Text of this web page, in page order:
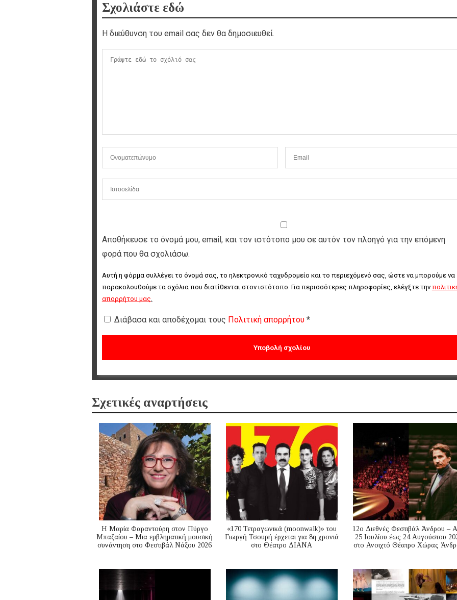
Σχολιάστε εδώ
Η διεύθυνση του email σας δεν θα δημοσιευθεί.
Αποθήκευσε το όνομά μου, email, και τον ιστότοπο μου σε αυτόν τον πλοηγό για την επόμενη
φορά που θα σχολιάσω.
Αυτή η φόρμα συλλέγει το όνομά σας, το ηλεκτρονικό ταχυδρομείο και το περιεχόμενό σας, ώστε να μπορούμε να
παρακολουθούμε τα σχόλια που διατίθενται στον ιστότοπο. Για περισσότερες πληροφορίες, ελέγξτε την
απορρήτου μας.
Διάβασα και αποδέχομαι τους Πολιτική απορρήτου *
Σχετικές αναρτήσεις
Η Μαρία Φαραντούρη στον Πύργο
Μπαζαίου – Μια εμβληματική μουσική
συνάντηση στο Φεστιβάλ Νάξου 2026
«170 Τετραγωνικά (moonwalk)» του
Γιωργή Τσουρή έρχεται για 8η χρονιά
στο Θέατρο ΔΙΑΝΑ
12ο Διεθνές Φεστιβάλ Άνδρου –
25 Ιουλίου έως 24 Αυγούστου
στο Ανοιχτό Θέατρο Χώρας